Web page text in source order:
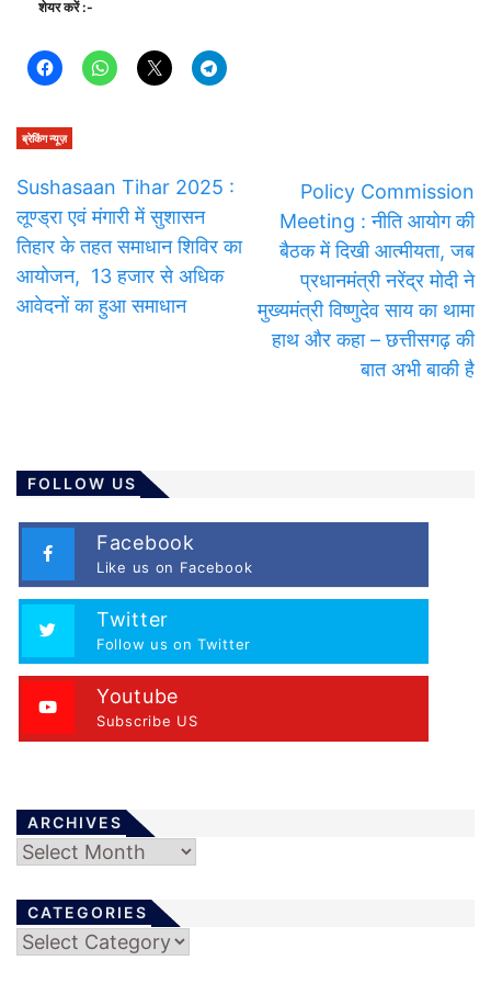
शेयर करें :-
ब्रेकिंग न्यूज़
Sushasaan Tihar 2025 :
लूण्ड्रा एवं मंगारी में सुशासन
तिहार के तहत समाधान शिविर का
आयोजन, 13 हजार से अधिक
आवेदनों का हुआ समाधान
Policy Commission
Meeting : नीति आयोग की
बैठक में दिखी आत्मीयता, जब
प्रधानमंत्री नरेंद्र मोदी ने
मुख्यमंत्री विष्णुदेव साय का थामा
हाथ और कहा – छत्तीसगढ़ की
बात अभी बाकी है
FOLLOW US
Facebook
Like us on Facebook
Twitter
Follow us on Twitter
Youtube
Subscribe US
ARCHIVES
Archives
CATEGORIES
Categories